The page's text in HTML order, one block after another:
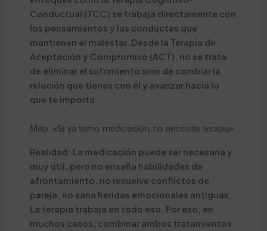
Conductual (TCC) se trabaja directamente con
los pensamientos y las conductas que
mantienen el malestar. Desde la Terapia de
Aceptación y Compromiso (ACT), no se trata
de eliminar el sufrimiento sino de cambiar la
relación que tienes con él y avanzar hacia lo
que te importa.
Mito: «Si ya tomo medicación, no necesito terapia»
Realidad: La medicación puede ser necesaria y
muy útil, pero no enseña habilidades de
afrontamiento, no resuelve conflictos de
pareja, no sana heridas emocionales antiguas.
La terapia trabaja en todo eso. Por eso, en
muchos casos, combinar ambos tratamientos